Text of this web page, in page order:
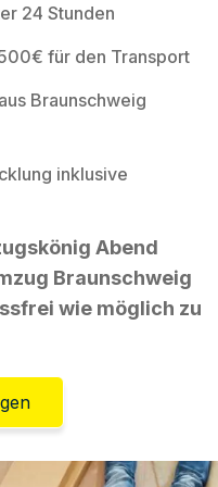
24 Stunden
für den Transport
Braunschweig
inklusive
Abend
Braunschweig
wie möglich zu